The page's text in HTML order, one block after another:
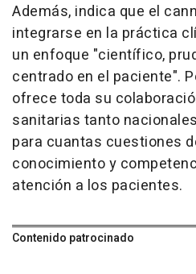
Además, indica que el
integrarse en la práctica
un enfoque "científico,
centrado en el paciente".
ofrece toda su
sanitarias tanto
para cuantas cuestiones
conocimiento y
atención a los pacientes.
Contenido patrocinado